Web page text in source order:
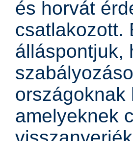
és horvát
csatlakozott.
álláspontjuk,
országoknak
amelyeknek